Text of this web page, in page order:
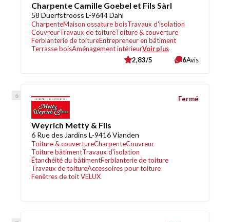
Charpente Camille Goebel et Fils Sàrl
58 Duerfstrooss L-9644 Dahl
CharpenteMaison ossature boisTravaux d'isolation
CouvreurTravaux de toitureToiture & couverture
Ferblanterie de toitureEntrepreneur en bâtiment
Terrasse boisAménagement intérieurVoir plus
2,83/5 6Avis
Weyrich Metty & Fils
6 Rue des Jardins L-9416 Vianden
Toiture & couvertureCharpenteCouvreur
Toiture bâtimentTravaux d'isolation
Étanchéité du bâtimentFerblanterie de toiture
Travaux de toitureAccessoires pour toiture
Fenêtres de toit VELUX
Fermé